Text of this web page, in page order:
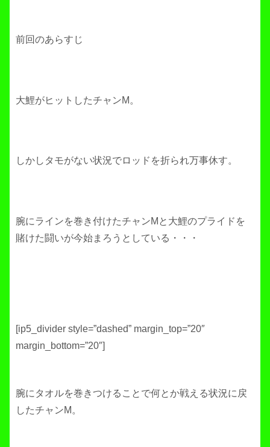
前回のあらすじ
大鯉がヒットしたチャンM。
しかしタモがない状況でロッドを折られ万事休す。
腕にラインを巻き付けたチャンMと大鯉のプライドを
賭けた闘いが今始まろうとしている・・・
[ip5_divider style=”dashed” margin_top=”20″
margin_bottom=”20″]
腕にタオルを巻きつけることで何とか戦える状況に戻
したチャンM。